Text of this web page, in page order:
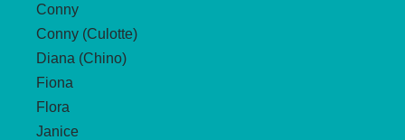
Conny
Conny (Culotte)
Diana (Chino)
Fiona
Flora
Janice